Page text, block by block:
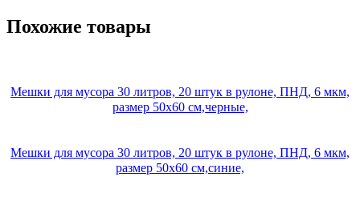
Похожие товары
Мешки для мусора 30 литров, 20 штук в рулоне, ПНД, 6 мкм,
размер 50х60 см,черные,
Мешки для мусора 30 литров, 20 штук в рулоне, ПНД, 6 мкм,
размер 50х60 см,синие,